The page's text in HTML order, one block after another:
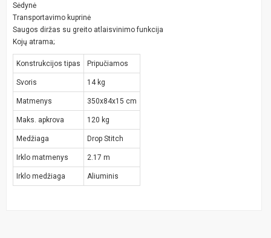
Sėdynė
Transportavimo kuprinė
Saugos diržas su greito atlaisvinimo funkcija
Kojų atrama;
Konstrukcijos tipas Pripučiamos
Svoris 14 kg
Matmenys 350x84x15 cm
Maks. apkrova 120 kg
Medžiaga Drop Stitch
Irklo matmenys 2.17 m
Irklo medžiaga Aliuminis